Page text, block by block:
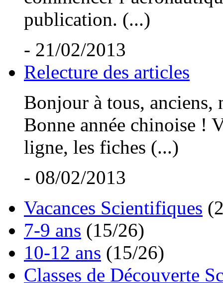
publication. (...)
- 21/02/2013
Relecture des articles
Bonjour à tous, anciens,
Bonne année chinoise !
ligne, les fiches (...)
- 08/02/2013
Vacances Scientifiques
7-9 ans (15/26)
10-12 ans (15/26)
Classes de Découverte